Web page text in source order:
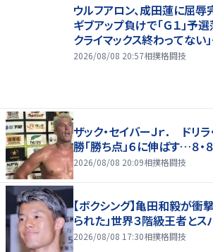
ウルフアロン、成田蓮に屈
ギブアップ負けで「Ｇ１」予
クライマックス終わってない
2026/08/08 20:57相撲格闘技
ザック・セイバーＪｒ． ドリ
勝「勝ち点」６に伸ばす…８・
2026/08/08 20:09相撲格闘技
【ボクシング】亀田和毅が衝
られた」世界３階級王者とス
2026/08/08 17:30相撲格闘技